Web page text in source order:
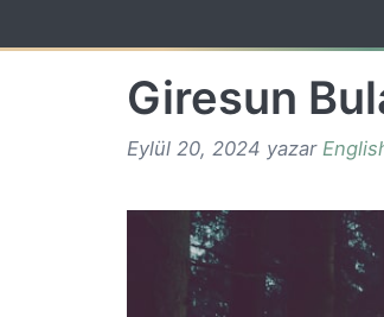
Giresun
Eylül 20, 2024 yazar